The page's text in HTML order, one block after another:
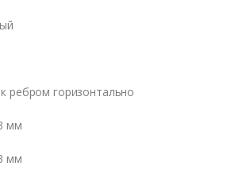
ребром горизонтально
мм
мм